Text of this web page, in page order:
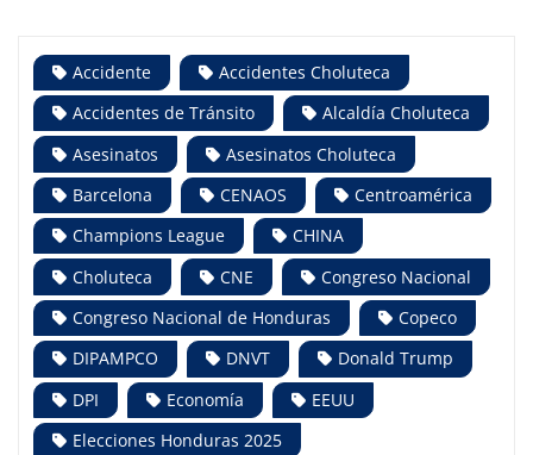
Accidente
Accidentes Choluteca
Accidentes de Tránsito
Alcaldía Choluteca
Asesinatos
Asesinatos Choluteca
Barcelona
CENAOS
Centroamérica
Champions League
CHINA
Choluteca
CNE
Congreso Nacional
Congreso Nacional de Honduras
Copeco
DIPAMPCO
DNVT
Donald Trump
DPI
Economía
EEUU
Elecciones Honduras 2025